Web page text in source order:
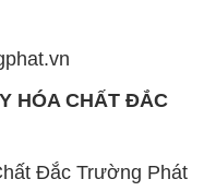
HÓA CHẤT ĐẮC
Đắc Trường Phát